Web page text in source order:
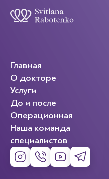
Главная
О докторе
Услуги
До и после
Операционная
Наша команда
специалистов